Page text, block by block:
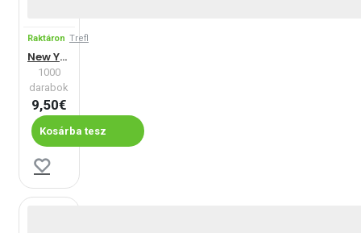
Raktáron Trefl
New York
1000
darabok
9,50€
Kosárba tesz